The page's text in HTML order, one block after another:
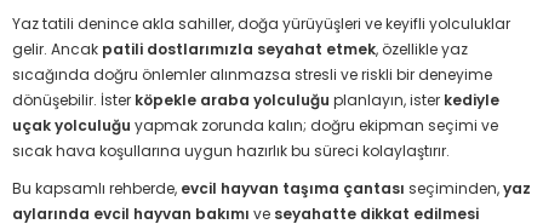
Yaz tatili denince akla sahiller, doğa yürüyüşleri ve keyifli yolculuklar
gelir. Ancak patili dostlarımızla seyahat etmek, özellikle yaz
sıcağında doğru önlemler alınmazsa stresli ve riskli bir deneyime
dönüşebilir. İster köpekle araba yolculuğu planlayın, ister kediyle
uçak yolculuğu yapmak zorunda kalın; doğru ekipman seçimi ve
sıcak hava koşullarına uygun hazırlık bu süreci kolaylaştırır.
Bu kapsamlı rehberde, evcil hayvan taşıma çantası seçiminden,yaz
aylarında evcil hayvan bakımı ve seyahatte dikkat edilmesi